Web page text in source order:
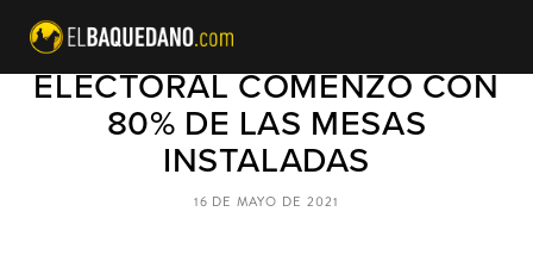
SEGUNDA JORNADA
ELECTORAL COMENZÓ CON
80% DE LAS MESAS
INSTALADAS
16 DE MAYO DE 2021